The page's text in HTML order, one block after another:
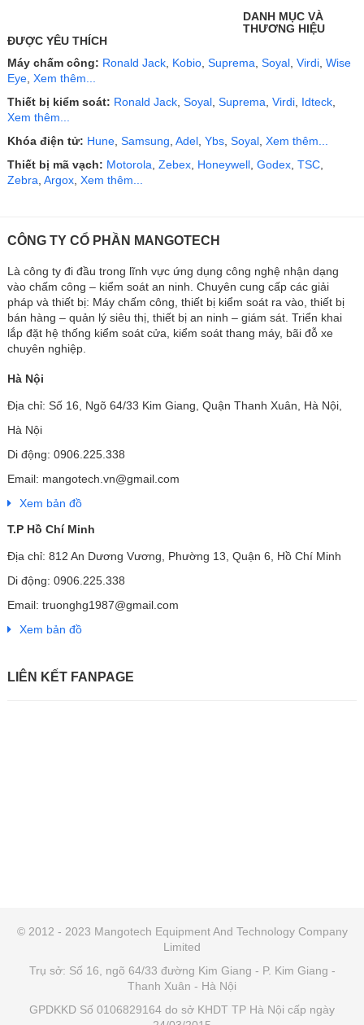
DANH MỤC VÀ
THƯƠNG HIỆU
ĐƯỢC YÊU THÍCH
Máy chấm công: Ronald Jack, Kobio, Suprema, Soyal, Virdi, Wise
Eye, Xem thêm...
Thiết bị kiểm soát: Ronald Jack, Soyal, Suprema, Virdi, Idteck,
Xem thêm...
Khóa điện tử: Hune, Samsung, Adel, Ybs, Soyal, Xem thêm...
Thiết bị mã vạch: Motorola, Zebex, Honeywell, Godex, TSC,
Zebra, Argox, Xem thêm...
CÔNG TY CỔ PHẦN MANGOTECH
Là công ty đi đầu trong lĩnh vực ứng dụng công nghệ nhận dạng
vào chấm công – kiểm soát an ninh. Chuyên cung cấp các giải
pháp và thiết bị: Máy chấm công, thiết bị kiểm soát ra vào, thiết bị
bán hàng – quản lý siêu thị, thiết bị an ninh – giám sát. Triển khai
lắp đặt hệ thống kiểm soát cửa, kiểm soát thang máy, bãi đỗ xe
chuyên nghiệp.
Hà Nội
Địa chỉ: Số 16, Ngõ 64/33 Kim Giang, Quận Thanh Xuân, Hà Nội,
Hà Nội
Di động: 0906.225.338
Email: mangotech.vn@gmail.com
Xem bản đồ
T.P Hồ Chí Minh
Địa chỉ: 812 An Dương Vương, Phường 13, Quận 6, Hồ Chí Minh
Di động: 0906.225.338
Email: truonghg1987@gmail.com
Xem bản đồ
LIÊN KẾT FANPAGE
© 2012 - 2023 Mangotech Equipment And Technology Company
Limited
Trụ sở: Số 16, ngõ 64/33 đường Kim Giang - P. Kim Giang -
Thanh Xuân - Hà Nội
GPDKKD Số 0106829164 do sở KHDT TP Hà Nội cấp ngày